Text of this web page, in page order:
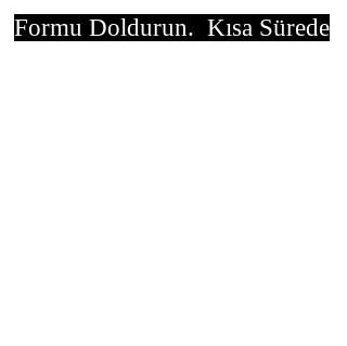
Formu Doldurun. Kısa Sürede